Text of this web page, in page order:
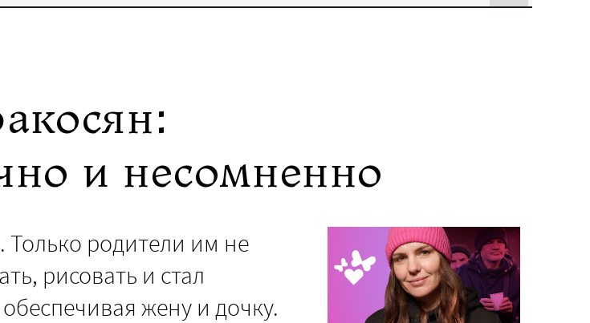
и несомненно
родители им не
рисовать и стал
жену и дочку.